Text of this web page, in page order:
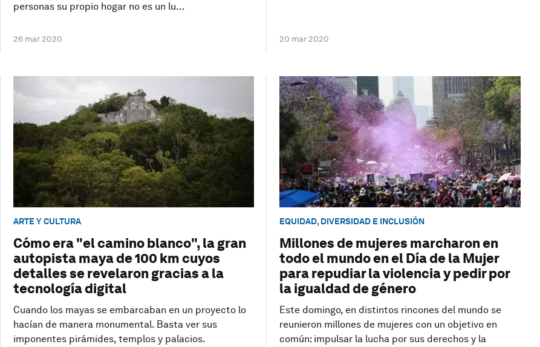
personas su propio hogar no es un lu...
26 mar 2020 20 mar 2020
ARTE Y CULTURA
Cómo era "el camino blanco", la gran
autopista maya de 100 km cuyos
detalles se revelaron gracias a la
tecnología digital
Cuando los mayas se embarcaban en un proyecto lo
hacían de manera monumental. Basta ver sus
imponentes pirámides, templos y palacios.
EQUIDAD, DIVERSIDAD E INCLUSIÓN
Millones de mujeres marcharon en
todo el mundo en el Día de la Mujer
para repudiar la violencia y pedir por
la igualdad de género
Este domingo, en distintos rincones del mundo se
reunieron millones de mujeres con un objetivo en
común: impulsar la lucha por sus derechos y la